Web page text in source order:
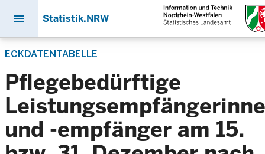
zum
Inhalt
menu Statistik.NRW
ECKDATENTABELLE
Pflegebedürftige
und -empfänger am 15.